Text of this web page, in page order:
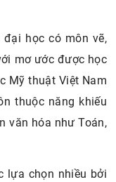
học có môn vẽ,
mơ ước được học
Mỹ thuật Việt Nam
thuộc năng khiếu
văn hóa như Toán,
lựa chọn nhiều bởi